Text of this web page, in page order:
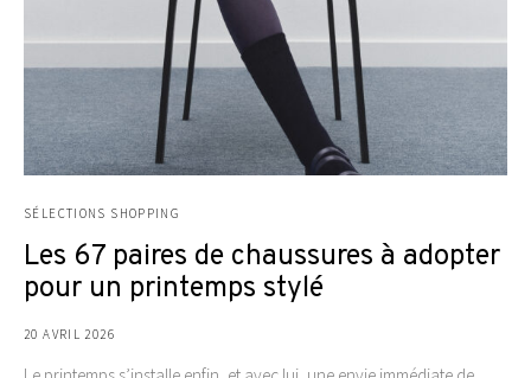
SÉLECTIONS SHOPPING
Les 67 paires de chaussures à adopter
pour un printemps stylé
20 AVRIL 2026